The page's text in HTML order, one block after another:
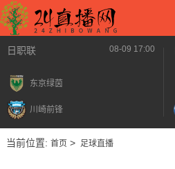
日职联 08-09 17:00
东京绿茵
川崎前锋
当前位置: 首页> 足球直播